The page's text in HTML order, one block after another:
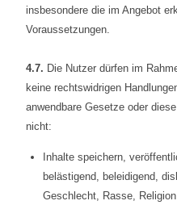
insbesondere die im Angebot
Voraussetzungen.
4.7. Die Nutzer dürfen im
keine rechtswidrigen
anwendbare Gesetze oder
nicht:
Inhalte speichern,
belästigend, beleidigend,
Geschlecht, Rasse,